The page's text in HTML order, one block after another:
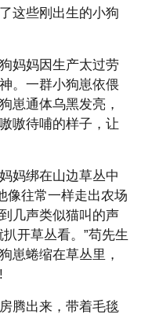
这些刚出生的小狗
妈妈因生产太过劳
。一群小狗崽依偎
崽通体乌黑发亮，
嗷待哺的样子，让
妈绑在山边草丛中
像往常一样走出农场
几声类似猫叫的声
开草丛看。”苟先生
崽蜷缩在草丛里，
腾出来，带着毛毯